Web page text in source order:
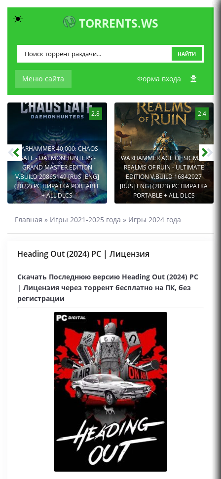
TORRENTS.WS
Меню сайта
НАЙТИ
Форма входа
2.8
WARHAMMER 40,000: CHAOS
GATE - DAEMONHUNTERS -
GRAND MASTER EDITION
V.BUILD 20865149 [RUS|ENG]
(2022) PC ПИРАТКА PORTABLE
+ ALL DLCS
2.4
WARHAMMER AGE OF SIGMAR:
REALMS OF RUIN - ULTIMATE
EDITION V.BUILD 16842927
[RUS|ENG] (2023) PC ПИРАТКА
PORTABLE + ALL DLCS
Главная » Игры 2021-2025 года » Игры 2024 года
Heading Out (2024) PC | Лицензия
Скачать Последнюю версию Heading Out (2024) PC
| Лицензия через торрент бесплатно на ПК, без
регистрации
☀️